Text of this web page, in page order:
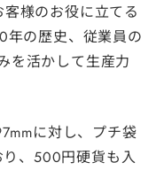
客様のお役に立てる
年の歴史、従業員の
を活かして生産力
に対し、プチ袋
、500円硬貨も入